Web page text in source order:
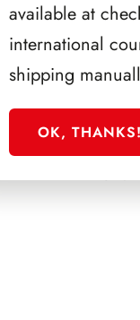
SFORZESCO
PAGINE
available at
international
shipping
OK, THANKS!